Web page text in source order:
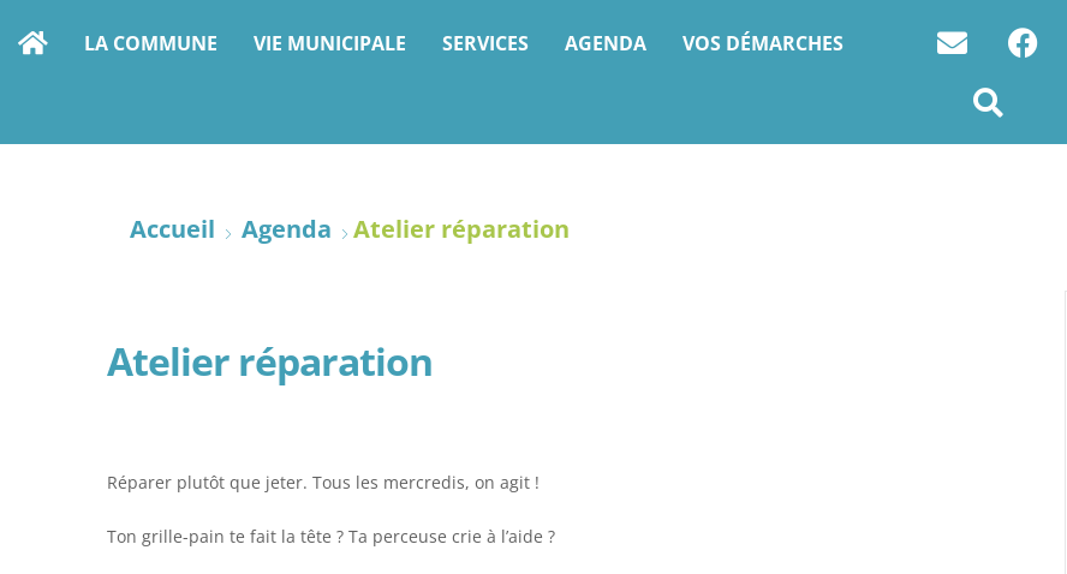
LA COMMUNE VIE MUNICIPALE SERVICES AGENDA VOS DÉMARCHES
Accueil Agenda Atelier réparation
Atelier réparation
Réparer plutôt que jeter. Tous les mercredis, on agit !
Ton grille-pain te fait la tête ? Ta perceuse crie à l’aide ?